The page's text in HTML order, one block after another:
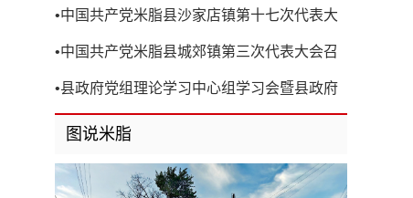
•中国共产党米脂县沙家店镇第十七次代表大
•中国共产党米脂县城郊镇第三次代表大会召
•县政府党组理论学习中心组学习会暨县政府
第8次党组（扩大）会议召开
图说米脂